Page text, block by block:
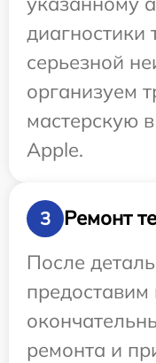
диагностики
серьезной
организуем
мастерскую
Apple.
3
Ремонт
После
ремонта и